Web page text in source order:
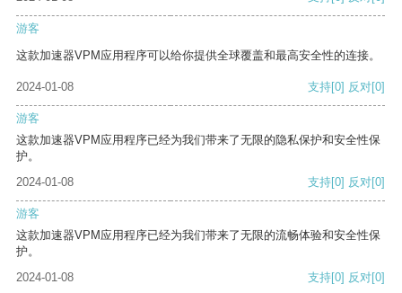
游客
这款加速器VPM应用程序可以给你提供全球覆盖和最高安全性的连接。
2024-01-08 支持[0] 反对[0]
游客
这款加速器VPM应用程序已经为我们带来了无限的隐私保护和安全性保
护。
2024-01-08
支持[0] 反对[0]
游客
这款加速器VPM应用程序已经为我们带来了无限的流畅体验和安全性保
护。
2024-01-08
支持[0] 反对[0]